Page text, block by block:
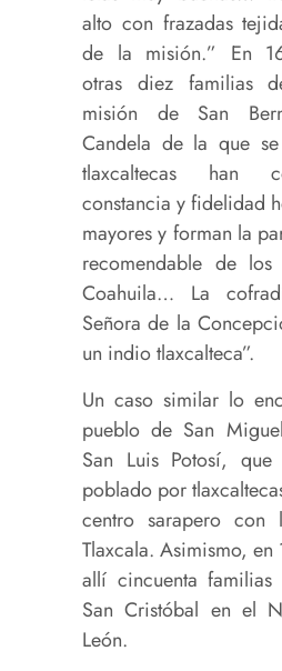
alto con frazadas
de la misión.” En
otras diez familias
misión de San
Candela de la que
tlaxcaltecas han
constancia y fidelidad
mayores y forman la
recomendable de
Coahuila… La
Señora de la
un indio tlaxcalteca”.
Un caso similar lo
pueblo de San
San Luis Potosí,
poblado por
centro sarapero
Tlaxcala. Asimismo, en
allí cincuenta
San Cristóbal en el
León.